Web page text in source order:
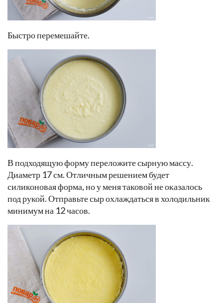
Быстро перемешайте.
В подходящую форму переложите сырную массу.
Диаметр 17 см. Отличным решением будет
силиконовая форма, но у меня таковой не оказалось
под рукой. Отправьте сыр охлаждаться в холодильник
минимум на 12 часов.